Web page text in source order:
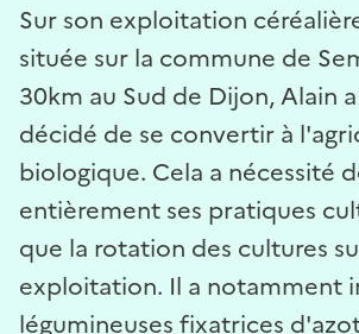
Sur son exploitation
située sur la commune de
30km au Sud de Dijon, Alain
décidé de se convertir à
biologique. Cela a nécessité
entièrement ses pratiques
que la rotation des cultures
exploitation. Il a notamment
légumineuses fixatrices